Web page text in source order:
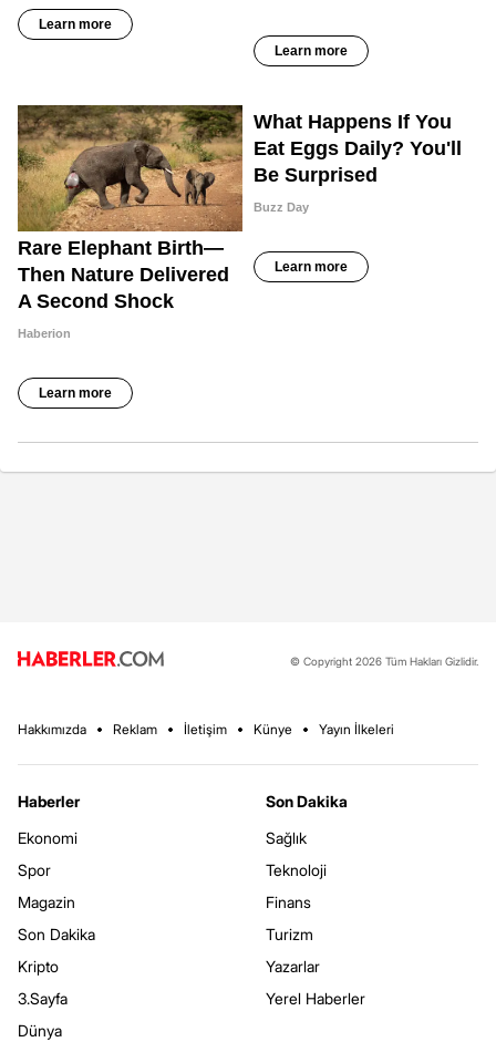
© Copyright 2026 Tüm Hakları Gizlidir.
Hakkımızda Reklam İletişim Künye Yayın İlkeleri
Haberler
Ekonomi
Spor
Magazin
Son Dakika
Kripto
3.Sayfa
Dünya
Son Dakika
Sağlık
Teknoloji
Finans
Turizm
Yazarlar
Yerel Haberler